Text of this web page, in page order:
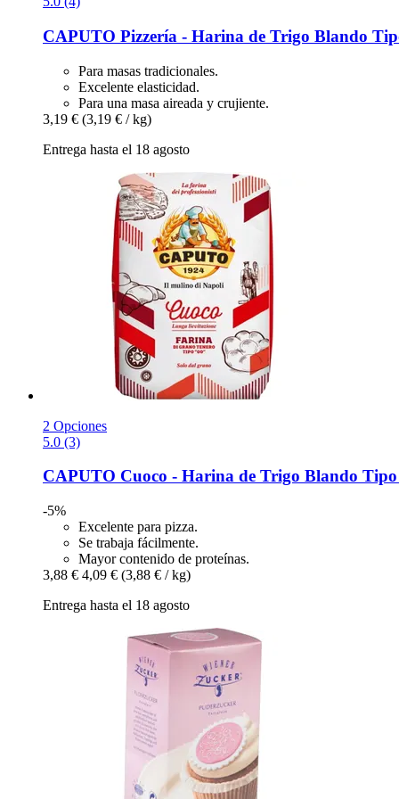
CAPUTO Pizzería -​ Harina de Trigo Blando
Para masas tradicionales.
Excelente elasticidad.
Para una masa aireada y crujiente.
3,19 € (3,19 € / kg)
Entrega hasta el 18 agosto
2 Opciones
5.0 (3)
CAPUTO Cuoco -​ Harina de Trigo Blando
-5%
Excelente para pizza.
Se trabaja fácilmente.
Mayor contenido de proteínas.
3,88 € 4,09 € (3,88 € / kg)
Entrega hasta el 18 agosto